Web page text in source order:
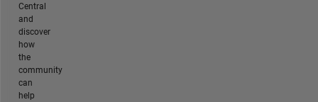
Central
and
discover
how
the
community
can
help